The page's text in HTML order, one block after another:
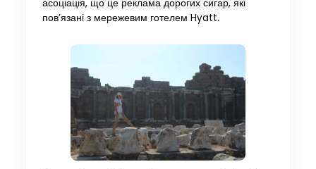
асоціація, що це реклама дорогих сигар, які
пов’язані з мережевим готелем Hyatt.